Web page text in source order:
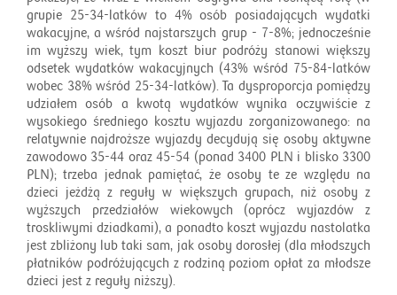
grupie 25-34-latków to 4% osób posiadających wydatki
wakacyjne, a wśród najstarszych grup - 7-8%; jednocześnie
im wyższy wiek, tym koszt biur podróży stanowi większy
odsetek wydatków wakacyjnych (43% wśród 75-84-latków
wobec 38% wśród 25-34-latków). Ta dysproporcja pomiędzy
udziałem osób a kwotą wydatków wynika oczywiście z
wysokiego średniego kosztu wyjazdu zorganizowanego: na
relatywnie najdroższe wyjazdy decydują się osoby aktywne
zawodowo 35-44 oraz 45-54 (ponad 3400 PLN i blisko 3300
PLN); trzeba jednak pamiętać, że osoby te ze względu na
dzieci jeżdżą z reguły w większych grupach, niż osoby z
wyższych przedziałów wiekowych (oprócz wyjazdów z
troskliwymi dziadkami), a ponadto koszt wyjazdu nastolatka
jest zbliżony lub taki sam, jak osoby dorosłej (dla młodszych
płatników podróżujących z rodziną poziom opłat za młodsze
dzieci jest z reguły niższy).